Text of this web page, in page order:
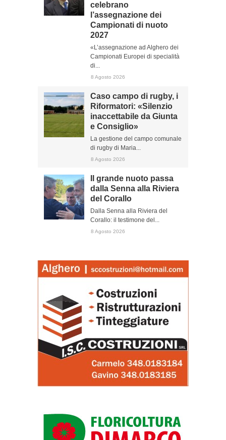
celebrano
l’assegnazione dei
Campionati di nuoto
2027
«L’assegnazione ad Alghero dei
Campionati Europei di specialità
di...
8 Agosto 2026
Caso campo di rugby, i
Riformatori: «Silenzio
inaccettabile da Giunta
e Consiglio»
La gestione del campo comunale
di rugby di Maria...
8 Agosto 2026
Il grande nuoto passa
dalla Senna alla Riviera
del Corallo
Dalla Senna alla Riviera del
Corallo: il testimone del...
8 Agosto 2026